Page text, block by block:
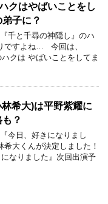
クはやばいことをし
子に？
と千尋の神隠し』のハ
ですよね… 今回は、
ハクは やばいことをしてま
希大)は平野紫耀に
？
日、好きになりまし
大くんが決定しました！
なりました』次回出演予